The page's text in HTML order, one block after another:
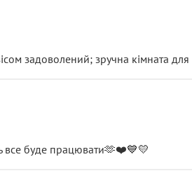
задоволений; зручна кімната
все буде працювати🫶❤️💙💛